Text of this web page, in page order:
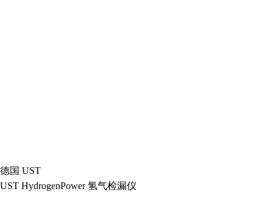
德国 UST
UST HydrogenPower 氢气检漏仪